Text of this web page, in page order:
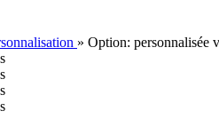
» Option: personnalisée